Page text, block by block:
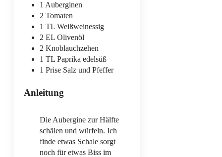
1 Auberginen
2 Tomaten
1 TL Weißweinessig
2 EL Olivenöl
2 Knoblauchzehen
1 TL Paprika edelsüß
1 Prise Salz und Pfeffer
Anleitung
Die Aubergine zur Hälfte
schälen und würfeln. Ich
finde etwas Schale sorgt
noch für etwas Biss im